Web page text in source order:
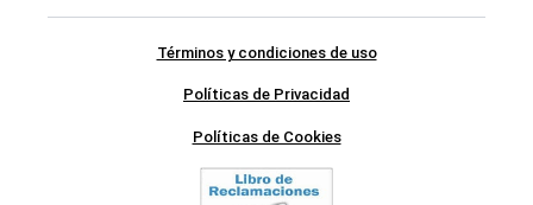
Términos y condiciones de uso
Políticas de Privacidad
Políticas de Cookies